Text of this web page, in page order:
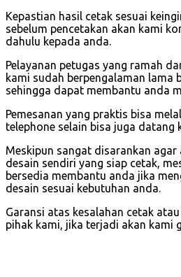
Kepastian hasil cetak sesuai
sebelum pencetakan akan kami
dahulu kepada anda.
Pelayanan petugas yang ramah
kami sudah berpengalaman lama
sehingga dapat membantu anda
Pemesanan yang praktis bisa
telephone selain bisa juga datang
Meskipun sangat disarankan
desain sendiri yang siap cetak,
bersedia membantu anda jika
desain sesuai kebutuhan anda.
Garansi atas kesalahan cetak
pihak kami, jika terjadi akan kami